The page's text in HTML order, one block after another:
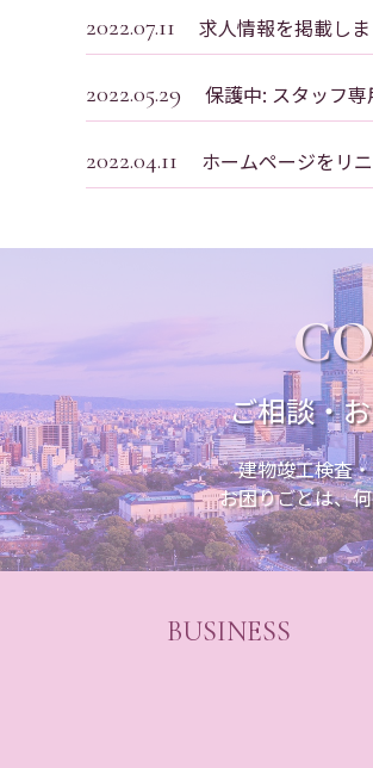
2022.07.11 求人情報を掲載しま
2022.05.29 保護中: スタッフ専
2022.04.11 ホームページをリ
ご相談・
建物竣工検査
お困りごとは、
BUSINESS